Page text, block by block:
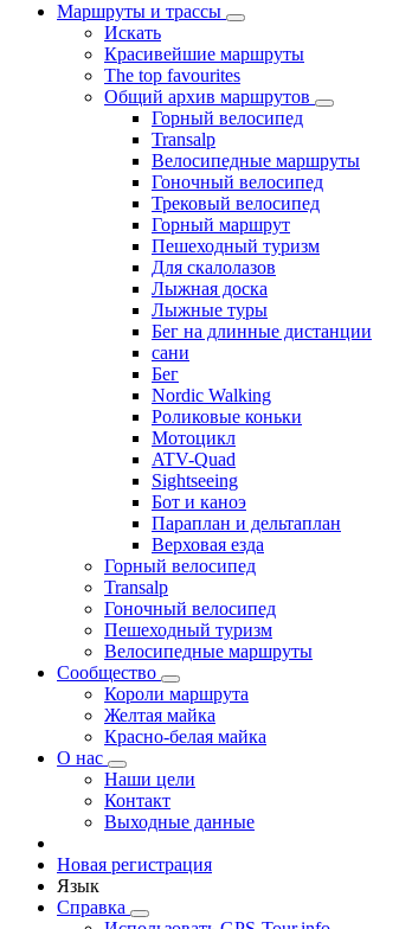
Маршруты и трассы
Искать
Красивейшие маршруты
The top favourites
Общий архив маршрутов
Горный велосипед
Transalp
Велосипедные маршруты
Гоночный велосипед
Трековый велосипед
Горный маршрут
Пешеходный туризм
Для скалолазов
Лыжная доска
Лыжные туры
Бег на длинные дистанции
сани
Бег
Nordic Walking
Роликовые коньки
Мотоцикл
ATV-Quad
Sightseeing
Бот и каноэ
Параплан и дельтаплан
Верховая езда
Горный велосипед
Transalp
Гоночный велосипед
Пешеходный туризм
Велосипедные маршруты
Сообщество
Короли маршрута
Желтая майка
Красно-белая майка
О нас
Наши цели
Контакт
Выходные данные
Новая регистрация
Язык
Справка